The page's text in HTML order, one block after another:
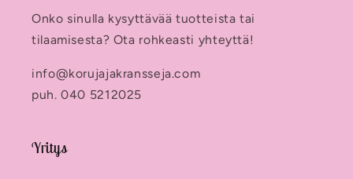
Onko sinulla kysyttävää tuotteista tai
tilaamisesta? Ota rohkeasti yhteyttä!
info@korujajakransseja.com
puh. 040 5212025
Yritys